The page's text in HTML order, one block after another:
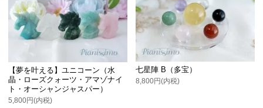
【夢を叶える】ユニコーン（水
晶・ローズクォーツ・アマゾナイ
ト・オーシャンジャスパー）
5,800円(内税)
七星陣 B（多宝）
8,800円(内税)